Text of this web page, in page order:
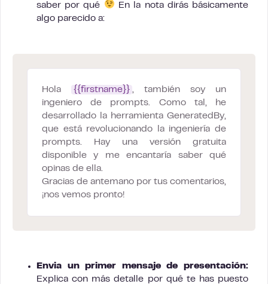
saber por qué
En la nota dirás básicamente
algo parecido a:
Hola {{firstname}}
, también soy un
ingeniero de prompts. Como tal, he
desarrollado la herramienta GeneratedBy,
que está revolucionando la ingeniería de
prompts. Hay una versión gratuita
disponible y me encantaría saber qué
opinas de ella.
Gracias de antemano por tus comentarios,
¡nos vemos pronto!
Envia un primer mensaje de presentación:
Explica con más detalle por qué te has puesto